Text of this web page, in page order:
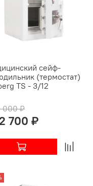
сейф-
(термостат)
TS - 3/12
000 ₽
700 ₽